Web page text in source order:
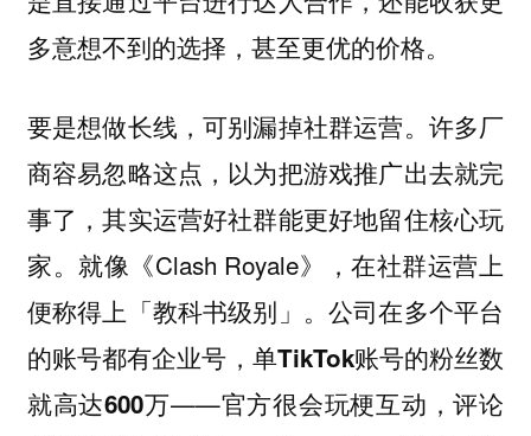
多意想不到的选择，甚至更优的价格。
要是想做长线，可别漏掉社群运营。许多厂
商容易忽略这点，以为把游戏推广出去就完
事了，其实运营好社群能更好地留住核心玩
家。就像《Clash Royale》，在社群运营上
便称得上「教科书级别」。公司在多个平台
的账号都有企业号， 单TikTok账号的粉丝数
就高达600万——官方很会玩梗互动，评论